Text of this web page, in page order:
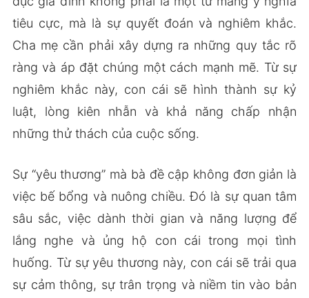
tiêu cực, mà là sự quyết đoán và nghiêm khắc.
Cha mẹ cần phải xây dựng ra những quy tắc rõ
ràng và áp đặt chúng một cách mạnh mẽ. Từ sự
nghiêm khắc này, con cái sẽ hình thành sự kỷ
luật, lòng kiên nhẫn và khả năng chấp nhận
những thử thách của cuộc sống.
Sự “yêu thương” mà bà đề cập không đơn giản là
việc bế bổng và nuông chiều. Đó là sự quan tâm
sâu sắc, việc dành thời gian và năng lượng để
lắng nghe và ủng hộ con cái trong mọi tình
huống. Từ sự yêu thương này, con cái sẽ trải qua
sự cảm thông, sự trân trọng và niềm tin vào bản